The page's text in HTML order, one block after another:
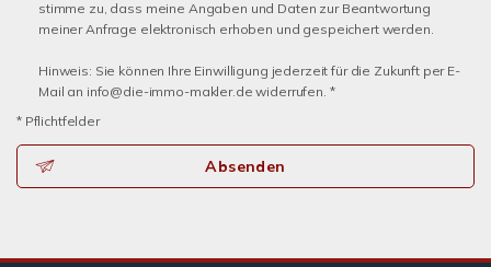
stimme zu, dass meine Angaben und Daten zur Beantwortung
meiner Anfrage elektronisch erhoben und gespeichert werden.
Hinweis: Sie können Ihre Einwilligung jederzeit für die Zukunft per E-
Mail an info@die-immo-makler.de widerrufen. *
* Pflichtfelder
Absenden